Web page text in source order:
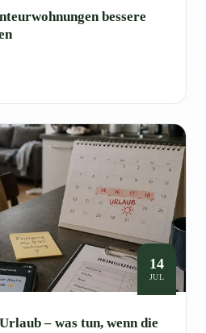
bessere
14
JUL
– was tun, wenn die